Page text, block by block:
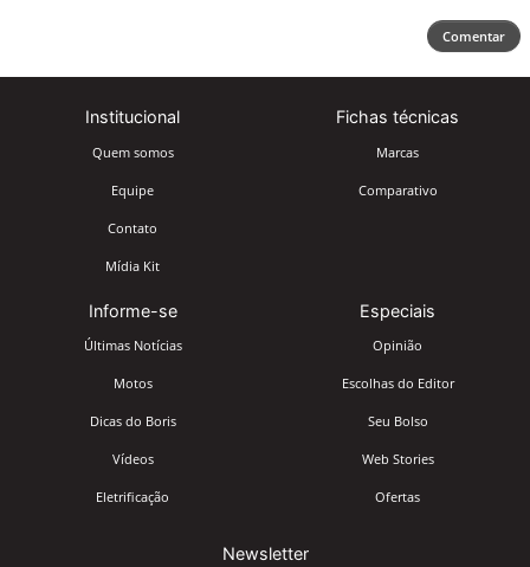
Comentar
Institucional
Quem somos
Equipe
Contato
Mídia Kit
Fichas técnicas
Marcas
Comparativo
Informe-se
Últimas Notícias
Motos
Dicas do Boris
Vídeos
Eletrificação
Especiais
Opinião
Escolhas do Editor
Seu Bolso
Web Stories
Ofertas
Newsletter